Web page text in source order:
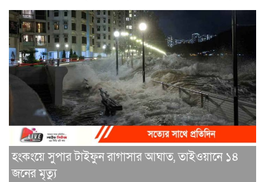
হংকংয়ে সুপার টাইফুন রাগাসার আঘাত, তাইওয়ানে ১৪
জনের মৃত্যু